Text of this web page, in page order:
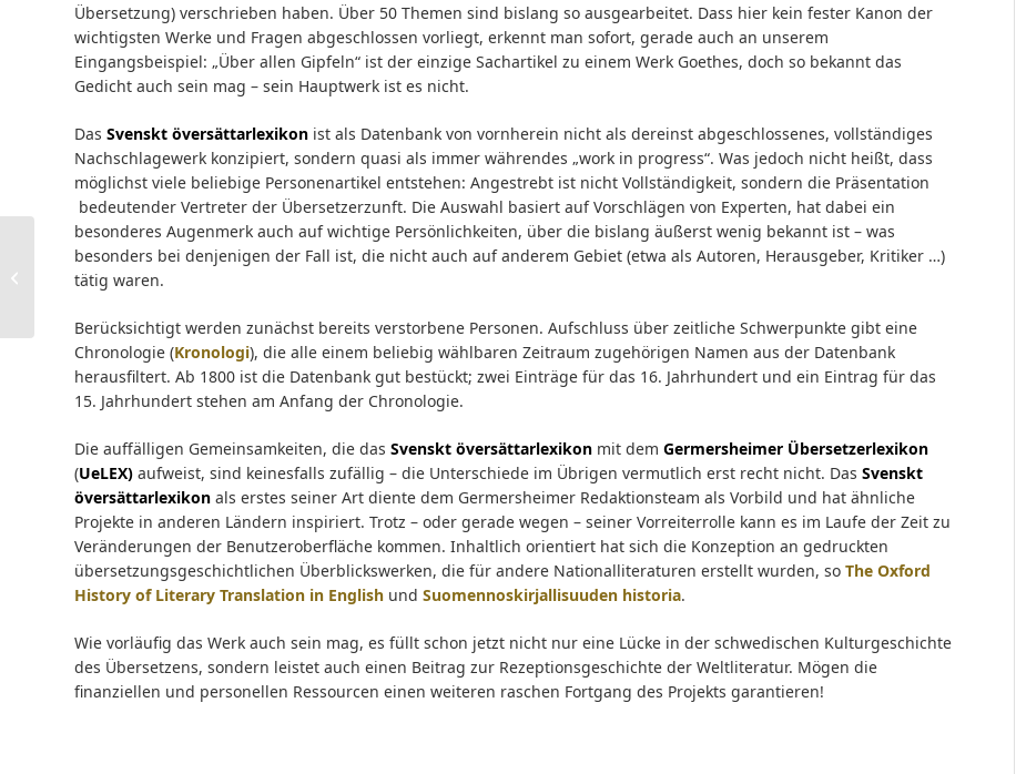
Übersetzung) verschrieben haben. Über 50 Themen sind bislang so ausgearbeitet. Dass hier kein fester Kanon der
wichtigsten Werke und Fragen abgeschlossen vorliegt, erkennt man sofort, gerade auch an unserem
Eingangsbeispiel: „Über allen Gipfeln“ ist der einzige Sachartikel zu einem Werk Goethes, doch so bekannt das
Gedicht auch sein mag – sein Hauptwerk ist es nicht.
Das Svenskt översättarlexikon ist als Datenbank von vornherein nicht als dereinst abgeschlossenes, vollständiges
Nachschlagewerk konzipiert, sondern quasi als immer währendes „work in progress“. Was jedoch nicht heißt, dass
möglichst viele beliebige Personenartikel entstehen: Angestrebt ist nicht Vollständigkeit, sondern die Präsentation
bedeutender Vertreter der Übersetzerzunft. Die Auswahl basiert auf Vorschlägen von Experten, hat dabei ein
besonderes Augenmerk auch auf wichtige Persönlichkeiten, über die bislang äußerst wenig bekannt ist – was
besonders bei denjenigen der Fall ist, die nicht auch auf anderem Gebiet (etwa als Autoren, Herausgeber, Kritiker …)
tätig waren.
Berücksichtigt werden zunächst bereits verstorbene Personen. Aufschluss über zeitliche Schwerpunkte gibt eine
Chronologie (Kronologi), die alle einem beliebig wählbaren Zeitraum zugehörigen Namen aus der Datenbank
herausfiltert. Ab 1800 ist die Datenbank gut bestückt; zwei Einträge für das 16. Jahrhundert und ein Eintrag für das
15. Jahrhundert stehen am Anfang der Chronologie.
Die auffälligen Gemeinsamkeiten, die das Svenskt översättarlexikon mit dem Germersheimer Übersetzerlexikon
(UeLEX) aufweist, sind keinesfalls zufällig – die Unterschiede im Übrigen vermutlich erst recht nicht. Das Svenskt
översättarlexikon als erstes seiner Art diente dem Germersheimer Redaktionsteam als Vorbild und hat ähnliche
Projekte in anderen Ländern inspiriert. Trotz – oder gerade wegen – seiner Vorreiterrolle kann es im Laufe der Zeit zu
Veränderungen der Benutzeroberfläche kommen. Inhaltlich orientiert hat sich die Konzeption an gedruckten
übersetzungsgeschichtlichen Überblickswerken, die für andere Nationalliteraturen erstellt wurden, so The Oxford
History of Literary Translation in English und Suomennoskirjallisuuden historia.
Wie vorläufig das Werk auch sein mag, es füllt schon jetzt nicht nur eine Lücke in der schwedischen Kulturgeschichte
des Übersetzens, sondern leistet auch einen Beitrag zur Rezeptionsgeschichte der Weltliteratur. Mögen die
finanziellen und personellen Ressourcen einen weiteren raschen Fortgang des Projekts garantieren!
“The Critical Link”? A
workshop on Authority
Control and Oriental